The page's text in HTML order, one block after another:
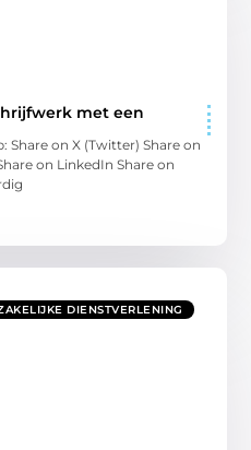
met een
Share on X (Twitter) Share on
on LinkedIn Share on
DIENSTVERLENING